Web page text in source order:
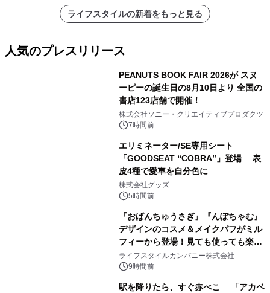
ライフスタイルの新着をもっと見る
人気のプレスリリース
PEANUTS BOOK FAIR 2026が スヌ
ーピーの誕生日の8月10日より 全国の
書店123店舗で開催！
株式会社ソニー・クリエイティブプロダクツ
7時間前
エリミネーター/SE専用シート
「GOODSEAT “COBRA”」登場 表
皮4種で愛車を自分色に
株式会社グッズ
5時間前
『おぱんちゅうさぎ』『んぽちゃむ』
デザインのコスメ＆メイクパフがミル
フィーから登場！見ても使っても楽し
い、ポップでキュートなコレクショ
ン。
ライフスタイルカンパニー株式会社
9時間前
駅を降りたら、すぐ赤べこ 「アカベ